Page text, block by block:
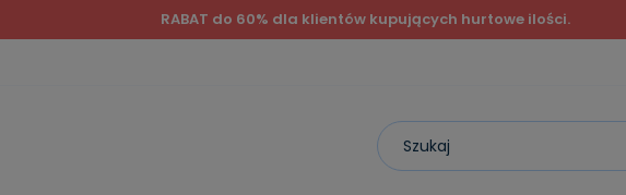
RABAT do 60% dla klientów kupujących hurtowe ilości.